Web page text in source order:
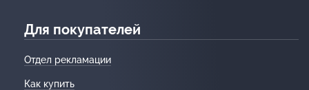
Для покупателей
Отдел рекламации
Как купить